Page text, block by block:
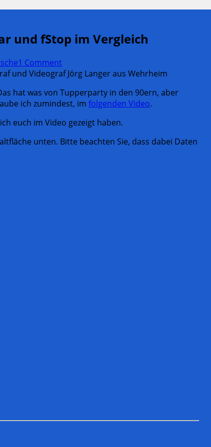
und fStop im Vergleich
1 Comment
hat was von Tupperparty in den 90ern, aber
ich zumindest, im folgenden Video.
euch im Video gezeigt haben.
unten. Bitte beachten Sie, dass dabei Daten